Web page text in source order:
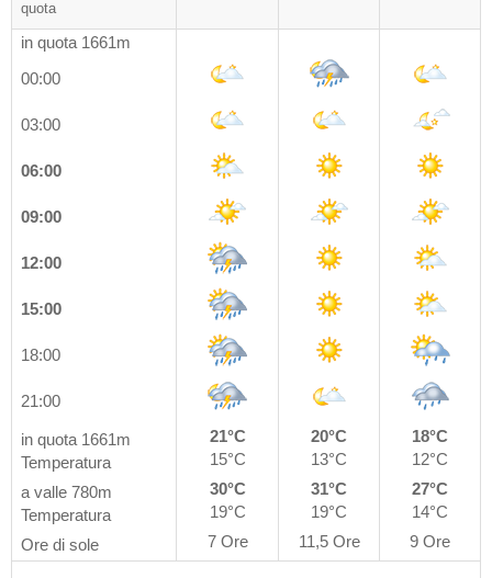
quota
in quota 1661m
00:00
03:00
06:00
09:00
12:00
15:00
18:00
21:00
in quota 1661m
Temperatura
21°C
15°C
20°C
13°C
18°C
12°C
a valle 780m
Temperatura
30°C
19°C
31°C
19°C
27°C
14°C
Ore di sole
7 Ore 11,5 Ore 9 Ore